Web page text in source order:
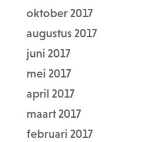
oktober 2017
augustus 2017
juni 2017
mei 2017
april 2017
maart 2017
februari 2017